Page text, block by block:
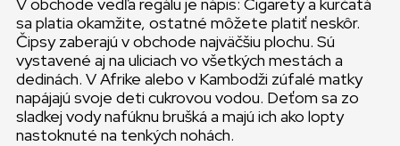
sa platia okamžite, ostatné môžete platiť neskôr.
Čipsy zaberajú v obchode najväčšiu plochu. Sú
vystavené aj na uliciach vo všetkých mestách a
dedinách. V Afrike alebo v Kambodži zúfalé matky
napájajú svoje deti cukrovou vodou. Deťom sa zo
sladkej vody nafúknu brušká a majú ich ako lopty
nastoknuté na tenkých nohách.